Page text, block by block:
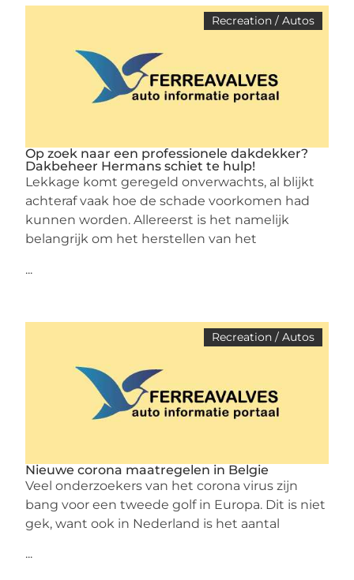
Recreation / Autos
Op zoek naar een professionele dakdekker?
Dakbeheer Hermans schiet te hulp!
Lekkage komt geregeld onverwachts, al blijkt
achteraf vaak hoe de schade voorkomen had
kunnen worden. Allereerst is het namelijk
belangrijk om het herstellen van het
...
Recreation / Autos
Nieuwe corona maatregelen in Belgie
Veel onderzoekers van het corona virus zijn
bang voor een tweede golf in Europa. Dit is niet
gek, want ook in Nederland is het aantal
...